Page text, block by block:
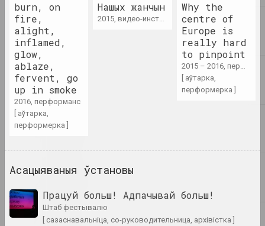
Аляксей Лунёў, Сяргей Шабохін
Queer Tracing Paper
2023. персанальная выстава, замежнае падзея
Атлас тэктанічных
Вечны горад
Ззянне скрозь
2023. выстава
burn, on
fire,
alight,
inflamed,
glow,
ablaze,
fervent, go
up in smoke
2016, перформанс
[ аўтарка,
перформерка ]
Нашых жанчын
2015, видео-инсталляция
Why the
centre of
Europe is
really hard
to pinpoint
2015 – 2016, перформанс
[ аўтарка,
перформерка ]
Асацыяваныя ўстановы
Працуй больш! Адпачывай больш!
штаб фестывалю
[ сазаснавальніца, со-руководительница, архівістка ]